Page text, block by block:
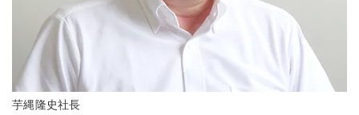
芋縄隆史社長